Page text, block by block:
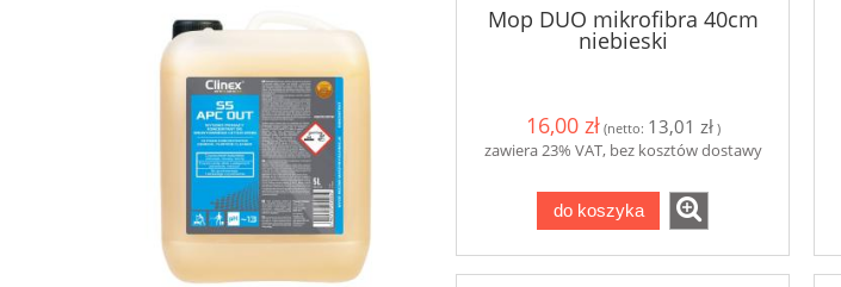
Mop DUO mikrofibra 40cm
niebieski
16,00 zł (netto: 13,01 zł)
zawiera 23% VAT, bez kosztów dostawy
do koszyka